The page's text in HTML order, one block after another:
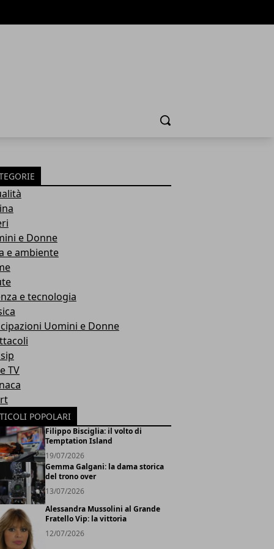
Cerca
e Donne
e ambiente
e tecnologia
Uomini e Donne
TV
POPOLARI
Filippo Bisciglia: il volto di
Temptation Island
19/07/2026
Gemma Galgani: la dama storica
del trono over
13/07/2026
Alessandra Mussolini al Grande
Fratello Vip: la vittoria
12/07/2026